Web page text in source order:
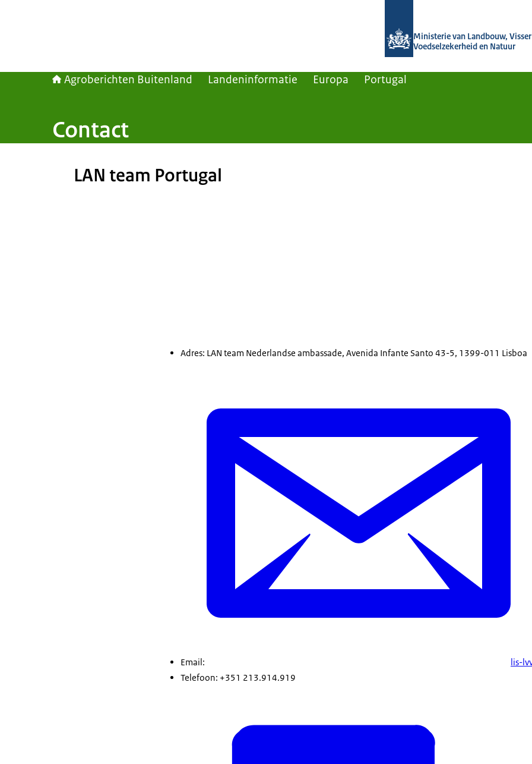
Ministerie van Landbouw,
Voedselzekerheid en Natuur
Agroberichten Buitenland Landeninformatie Europa Portugal
Contact
LAN team Portugal
Adres: LAN team Nederlandse ambassade, Avenida Infante Santo 43-5, 1399-011 Lisboa
Email:
lis-
Telefoon: +351 213.914.919